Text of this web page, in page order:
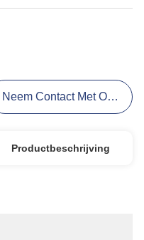
Neem Contact Met Ons Op
Productbeschrijving